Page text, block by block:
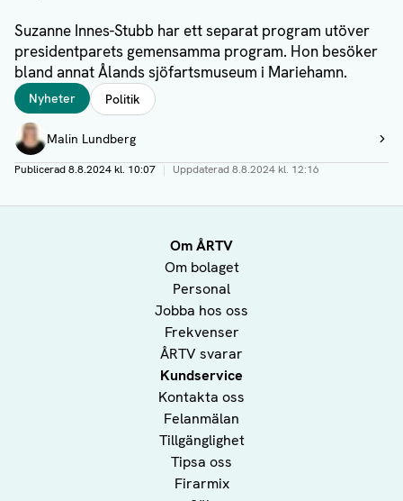
Suzanne Innes-Stubb har ett separat program utöver
presidentparets gemensamma program. Hon besöker
bland annat Ålands sjöfartsmuseum i Mariehamn.
Taggar
Nyheter Politik
Författare
Malin Lundberg
Visa profil
Publicerad8.8.2024 kl. 10:07 | Uppdaterad8.8.2024 kl. 12:16
Om ÅRTV
Om bolaget
Personal
Jobba hos oss
Frekvenser
ÅRTV svarar
Kundservice
Kontakta oss
Felanmälan
Tillgänglighet
Tipsa oss
Firarmix